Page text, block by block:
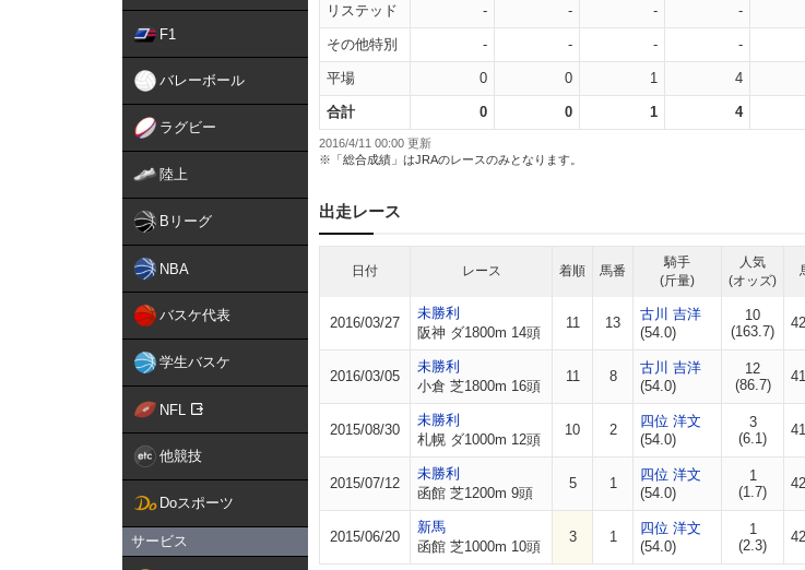
F1
バレーボール
ラグビー
陸上
Bリーグ
NBA
バスケ代表
学生バスケ
NFL
他競技
Doスポーツ
サービス
リステッド - - - -
その他特別 - - - -
平場 0 0 1 4
合計 0 0 1 4
2016/4/11 00:00 更新
※「総合成績」はJRAのレースのみとなります。
出走レース
日付 レース 着順 馬番
騎手
(斤量)
人気
(オッズ)
2016/03/27
未勝利
阪神 ダ1800m 14頭
11 13
古川 吉洋
(54.0)
10
(163.7)
2016/03/05
未勝利
小倉 芝1800m 16頭
11 8
古川 吉洋
(54.0)
12
(86.7)
2015/08/30
未勝利
札幌 ダ1000m 12頭
10 2
四位 洋文
(54.0)
3
(6.1)
2015/07/12
未勝利
函館 芝1200m 9頭
5 1
四位 洋文
(54.0)
1
(1.7)
2015/06/20
新馬
函館 芝1000m 10頭
3 1
四位 洋文
(54.0)
1
(2.3)